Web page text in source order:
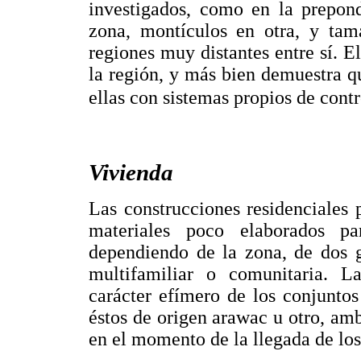
investigados, como en la
zona, montículos en otra, y
regiones muy distantes entre sí.
la región, y más bien demuestra
ellas con sistemas propios de
Vivienda
Las construcciones
materiales poco elaborados
dependiendo de la zona, de
multifamiliar o comunitaria.
carácter efímero de los
éstos de origen arawac u otro,
en el momento de la llegada de